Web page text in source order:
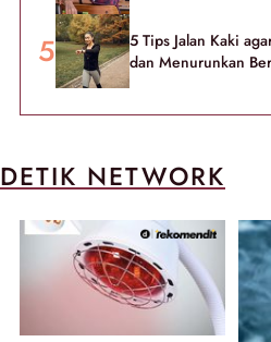
5 Tips Jalan Kaki
dan Menurunkan
DETIK NETWORK